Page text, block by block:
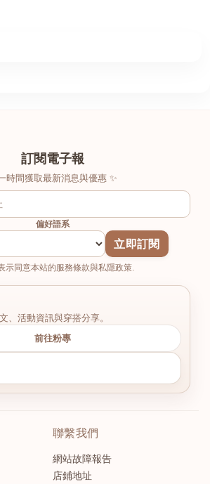
訂閱電子報
時間獲取最新消息與優惠 ✨
偏好語系
立即訂閱
示同意本站的服務條款與私隱政策.
、活動資訊與穿搭分享。
前往粉專
聯繫我們
網站故障報告
店鋪地址